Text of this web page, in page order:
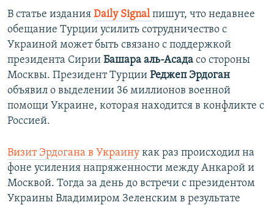
В статье издания Daily Signalпишут, что недавнее
обещание Турции усилить сотрудничество с
Украиной может быть связано с поддержкой
президента Сирии Башара аль-Асада со стороны
Москвы. Президент Турции Реджеп Эрдоган
объявил о выделении 36 миллионов военной
помощи Украине, которая находится в конфликте с
Россией.
Визит Эрдогана в Украину как раз происходил на
фоне усиления напряженности между Анкарой и
Москвой. Тогда за день до встречи с президентом
Украины Владимиром Зеленским в результате